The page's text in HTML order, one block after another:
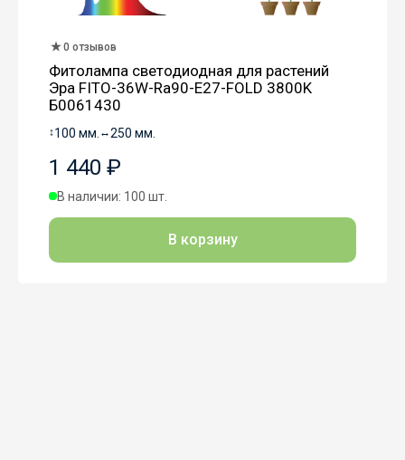
0 отзывов
Фитолампа светодиодная для растений
Эра FITO-36W-Rа90-E27-FOLD 3800K
Б0061430
↕100 мм. ↔250 мм.
1 440 ₽
В наличии: 100 шт.
В корзину